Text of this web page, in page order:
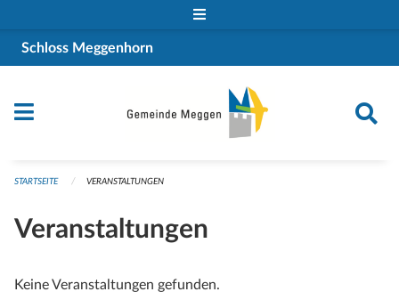
Schloss Meggenhorn
STARTSEITE VERANSTALTUNGEN
Veranstaltungen
Keine Veranstaltungen gefunden.